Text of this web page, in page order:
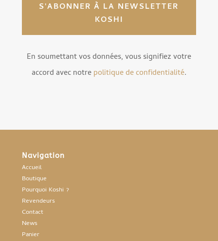
S'ABONNER À LA NEWSLETTER
KOSHI
En soumettant vos données, vous signifiez votre
accord avec notrepolitique de confidentialité.
Navigation
Accueil
Boutique
Pourquoi Koshi ?
Revendeurs
Contact
News
Panier